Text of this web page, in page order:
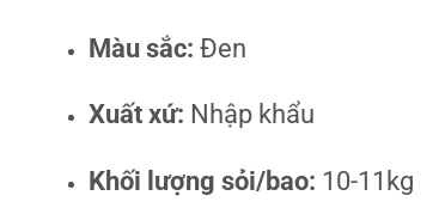
Màu sắc: Đen
Xuất xứ: Nhập khẩu
Khối lượng sỏi/bao: 10-11kg